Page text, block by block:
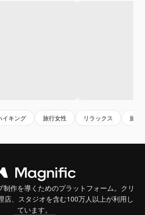
イキング 旅行女性 リラックス 旅
作を導くためのプラットフォーム。クリ
店、スタジオを含む100万人以上が利用し
ています。